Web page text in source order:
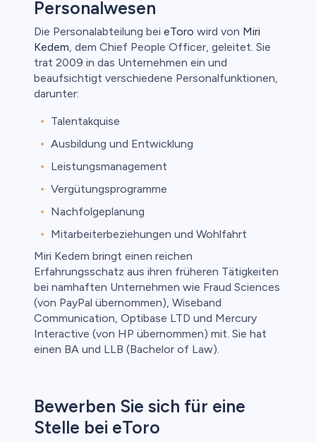
Personalwesen
Die Personalabteilung bei eToro wird von Miri
Kedem, dem Chief People Officer, geleitet. Sie
trat 2009 in das Unternehmen ein und
beaufsichtigt verschiedene Personalfunktionen,
darunter:
Talentakquise
Ausbildung und Entwicklung
Leistungsmanagement
Vergütungsprogramme
Nachfolgeplanung
Mitarbeiterbeziehungen und Wohlfahrt
Miri Kedem bringt einen reichen
Erfahrungsschatz aus ihren früheren Tätigkeiten
bei namhaften Unternehmen wie Fraud Sciences
(von PayPal übernommen), Wiseband
Communication, Optibase LTD und Mercury
Interactive (von HP übernommen) mit. Sie hat
einen BA und LLB (Bachelor of Law).
Bewerben Sie sich für eine
Stelle bei eToro